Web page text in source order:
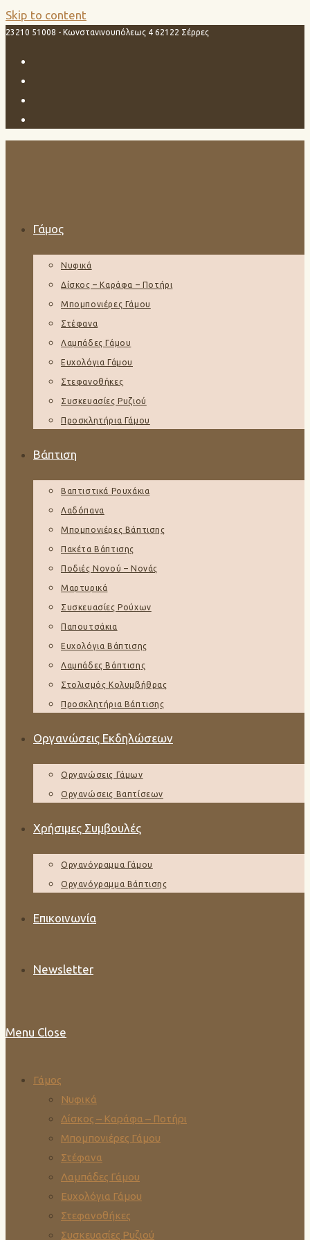
Skip to content
23210 51008 - Κωνστανινουπόλεως 4 62122 Σέρρες
Γάμος
Νυφικά
Δίσκος – Καράφα – Ποτήρι
Μπομπονιέρες Γάμου
Στέφανα
Λαμπάδες Γάμου
Ευχολόγια Γάμου
Στεφανοθήκες
Συσκευασίες Ρυζιού
Προσκλητήρια Γάμου
Βάπτιση
Βαπτιστικά Ρουχάκια
Λαδόπανα
Μπομπονιέρες Βάπτισης
Πακέτα Βάπτισης
Ποδιές Νονού – Νονάς
Μαρτυρικά
Συσκευασίες Ρούχων
Παπουτσάκια
Ευχολόγια Βάπτισης
Λαμπάδες Βάπτισης
Στολισμός Κολυμβήθρας
Προσκλητήρια Βάπτισης
Οργανώσεις Εκδηλώσεων
Οργανώσεις Γάμων
Οργανώσεις Βαπτίσεων
Χρήσιμες Συμβουλές
Οργανόγραμμα Γάμου
Οργανόγραμμα Βάπτισης
Επικοινωνία
Newsletter
Menu Close
Γάμος
Νυφικά
Δίσκος – Καράφα – Ποτήρι
Μπομπονιέρες Γάμου
Στέφανα
Λαμπάδες Γάμου
Ευχολόγια Γάμου
Στεφανοθήκες
Συσκευασίες Ρυζιού